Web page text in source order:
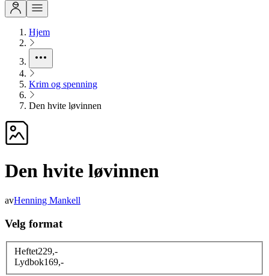
Hjem
Krim og spenning
Den hvite løvinnen
Den hvite løvinnen
avHenning Mankell
Velg format
Heftet229,-
Lydbok169,-